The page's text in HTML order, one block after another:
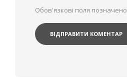
Обов'язкові поля позначено